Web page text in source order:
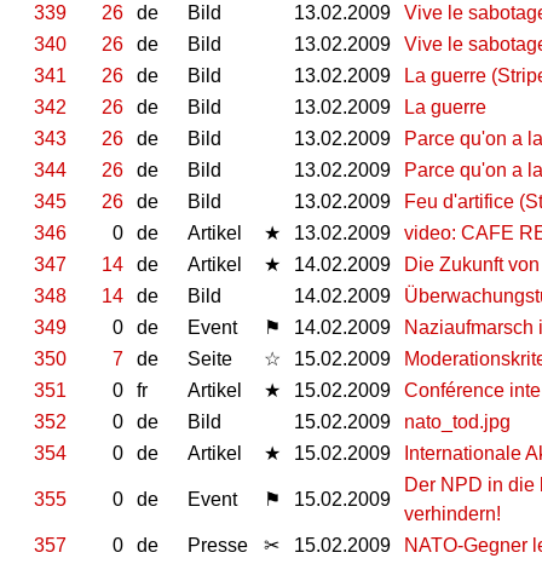
339
26 de Bild 13.02.2009
Vive le
340
26 de Bild 13.02.2009
Vive le
341
26 de Bild 13.02.2009
La guerre
342
26 de Bild 13.02.2009
La guerre
343
26 de Bild 13.02.2009
Parce qu'on a
344
26 de Bild 13.02.2009
Parce qu'on a
345
26 de Bild 13.02.2009
Feu d'artifice
346
0 de Artikel ★ 13.02.2009
video: CAFE
347
14 de Artikel ★ 14.02.2009
Die Zukunft
348
14 de Bild 14.02.2009
349
0 de Event ⚑ 14.02.2009
Naziaufmarsch
350
7 de Seite ☆ 15.02.2009
351
0 fr Artikel ★ 15.02.2009
Conférence
352
0 de Bild 15.02.2009
nato_tod.jpg
354
0 de Artikel ★ 15.02.2009 Internationale
355 0 de Event ⚑ 15.02.2009
Der NPD in die
verhindern!
357
0 de Presse ✂ 15.02.2009
NATO-Gegner